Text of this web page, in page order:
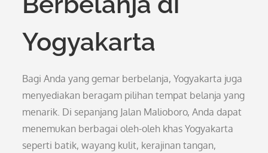
Yogyakarta
Bagi Anda yang gemar berbelanja, Yogyakarta juga
menyediakan beragam pilihan tempat belanja yang
menarik. Di sepanjang Jalan Malioboro, Anda dapat
menemukan berbagai oleh-oleh khas Yogyakarta
seperti batik, wayang kulit, kerajinan tangan,